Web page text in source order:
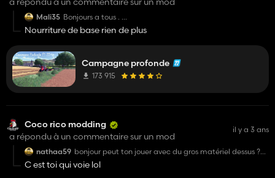
Mali35 Bonjours a tous .
J'ai un petit probleme je me suis lancer dans les poules .
quelque nuit mes la santé n'y aucun oeuf .. sa reste a 0 .
J'aimerais savoir comment cela se fait il ?
J'ai donc pense a mettre proteines ( soja colza tournesol )
mes je ne peut pas vider ...
Merci au personne qui saura m'aider .
Cordialement Mali35
Nourriture de base rien de plus
Campagne profonde
173 915
Coco rico modding
a répondu à un commentaire sur un mod
il y a 3 ans
nathaa59 bonjour peut ton jouer avec du gros matériel dessus ?
merci
C est toi qui voie lol